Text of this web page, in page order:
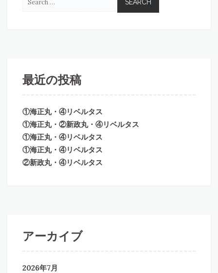
最近の投稿
①海正丸・④リベルタス
①海正丸・②新政丸・④リベルタス
①海正丸・④リベルタス
①海正丸・④リベルタス
②新政丸・④リベルタス
アーカイブ
2026年7月